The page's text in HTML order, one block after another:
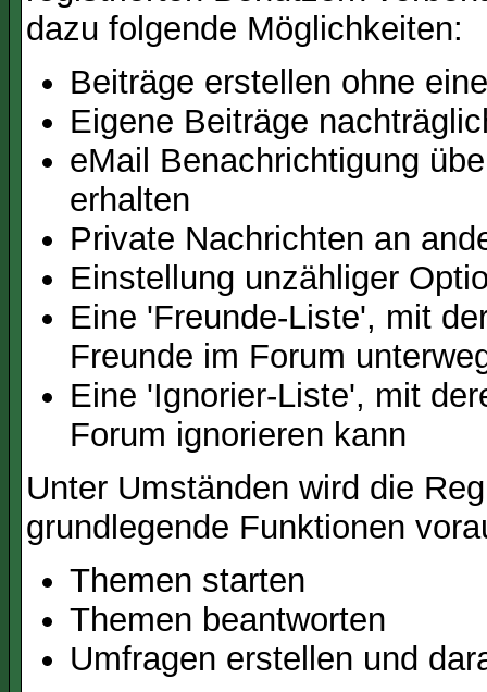
dazu folgende Möglichkeiten:
Beiträge erstellen ohne
Eigene Beiträge
eMail Benachrichtigung
erhalten
Private Nachrichten an
Einstellung unzähliger
Eine 'Freunde-Liste', mit
Freunde im Forum
Eine 'Ignorier-Liste', mit
Forum ignorieren kann
Unter Umständen wird die
grundlegende Funktionen
Themen starten
Themen beantworten
Umfragen erstellen und